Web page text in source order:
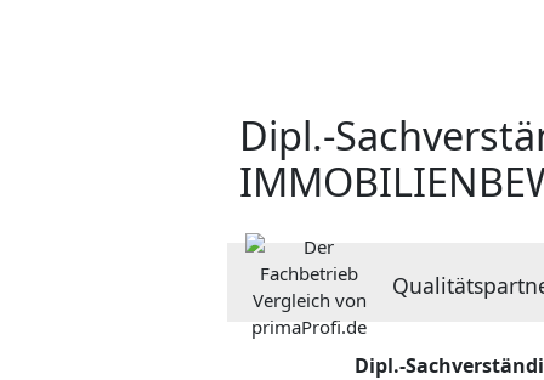
Dipl.-
Dipl.-